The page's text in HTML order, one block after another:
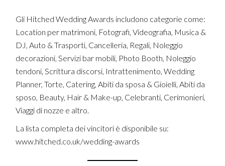
Gli Hitched Wedding Awards includono categorie come:
Location per matrimoni, Fotografi, Videografia, Musica &
DJ, Auto & Trasporti, Cancelleria, Regali, Noleggio
decorazioni, Servizi bar mobili, Photo Booth, Noleggio
tendoni, Scrittura discorsi, Intrattenimento, Wedding
Planner, Torte, Catering, Abiti da sposa & Gioielli, Abiti da
sposo, Beauty, Hair & Make-up, Celebranti, Cerimonieri,
Viaggi di nozze e altro.
La lista completa dei vincitori è disponibile su:
www.hitched.co.uk/wedding-awards